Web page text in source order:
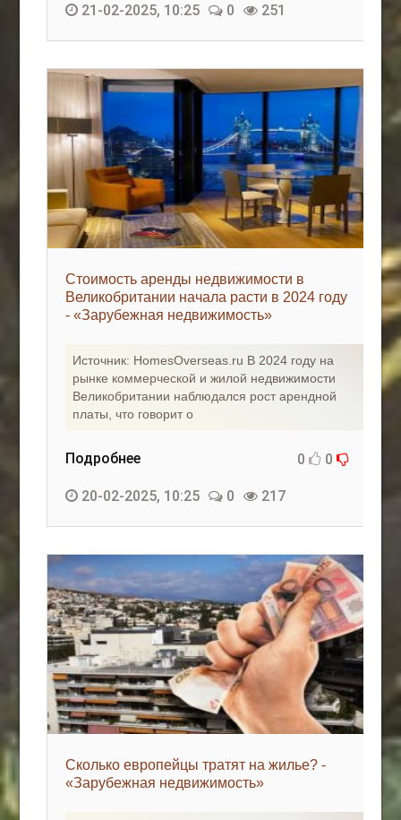
21-02-2025, 10:25 0 251
Стоимость аренды недвижимости в
Великобритании начала расти в 2024 году
- «Зарубежная недвижимость»
Источник: HomesOverseas.ru В 2024 году на
рынке коммерческой и жилой недвижимости
Великобритании наблюдался рост арендной
платы, что говорит о
Подробнее 0 0
20-02-2025, 10:25 0 217
Сколько европейцы тратят на жилье? -
«Зарубежная недвижимость»